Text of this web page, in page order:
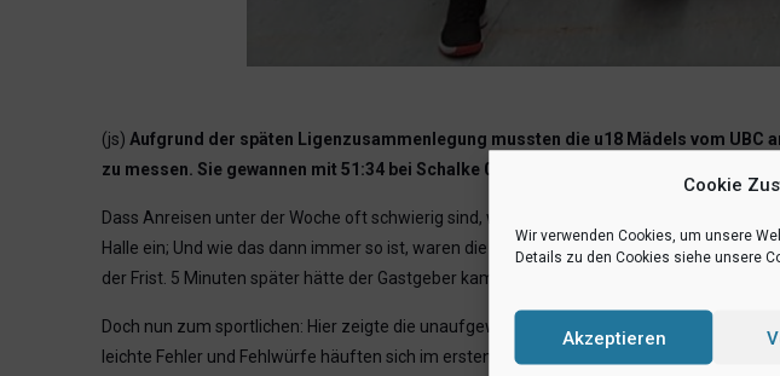
Cookie
Wir verwenden Cookies, um unsere
Details zu den Cookies siehe unsere
Akzeptieren
(js) Aufgrund der späten Ligenzusammenlegung mussten die u18 Mädels vom UBC
zu messen. Sie gewannen mit 51:34 bei Schalke 04.
Dass Anreisen unter der Woche oft schwierig sind, wurde auch dieses Mal wieder unter
Halle ein; Und wie das dann immer so ist, waren die Trikots natürlich im letzten
der Frist. 5 Minuten später hätte der Gastgeber kampflos gewonnen gehabt.
Doch nun zum sportlichen: Hier zeigte die unaufgewärmte Truppe aus Münster, dass
leichte Fehler und Fehlwürfe häuften sich im ersten Spielabschnitt. Der erste Korb der